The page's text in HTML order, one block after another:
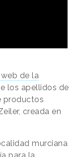
de la
los apellidos de
productos
creada en
murciana